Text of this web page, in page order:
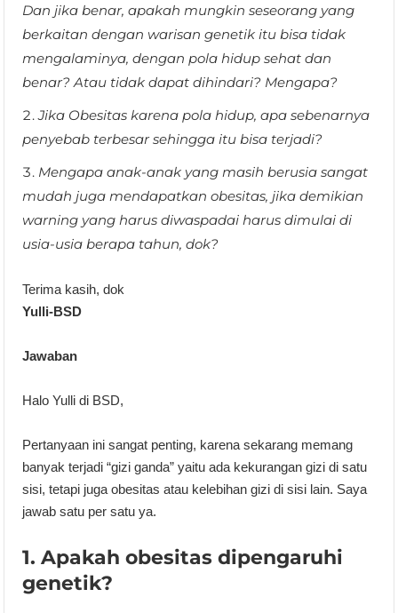
Dan jika benar, apakah mungkin seseorang yang
berkaitan dengan warisan genetik itu bisa tidak
mengalaminya, dengan pola hidup sehat dan
benar? Atau tidak dapat dihindari? Mengapa?
Jika Obesitas karena pola hidup, apa sebenarnya
penyebab terbesar sehingga itu bisa terjadi?
Mengapa anak-anak yang masih berusia sangat
mudah juga mendapatkan obesitas, jika demikian
warning yang harus diwaspadai harus dimulai di
usia-usia berapa tahun, dok?
Terima kasih, dok
Yulli-BSD
Jawaban
Halo Yulli di BSD,
Pertanyaan ini sangat penting, karena sekarang memang
banyak terjadi “gizi ganda” yaitu ada kekurangan gizi di satu
sisi, tetapi juga obesitas atau kelebihan gizi di sisi lain. Saya
jawab satu per satu ya.
1. Apakah obesitas dipengaruhi
genetik?